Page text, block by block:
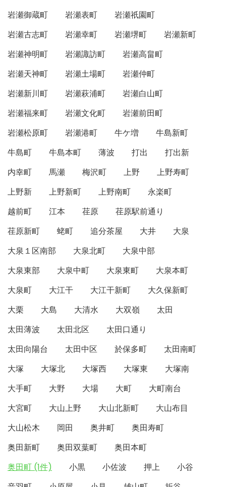
岩瀬御蔵町
岩瀬表町
岩瀬祇園町
岩瀬古志町
岩瀬幸町 岩瀬堺町
岩瀬新町
岩瀬神明町
岩瀬諏訪町
岩瀬高畠町
岩瀬天神町
岩瀬土場町
岩瀬仲町
岩瀬新川町
岩瀬萩浦町
岩瀬白山町
岩瀬福来町
岩瀬文化町
岩瀬前田町
岩瀬松原町
岩瀬港町 牛ケ増
牛島新町
牛島町
牛島本町 薄波 打出
打出新
内幸町
馬瀬 梅沢町 上野
上野寿町
上野新
上野新町 上野南町
永楽町
越前町
江本 荏原
荏原駅前通り
荏原新町
蛯町 追分茶屋 大井
大泉
大泉１区南部
大泉北町
大泉中部
大泉東部
大泉中町 大泉東町
大泉本町
大泉町
大江干 大江干新町
大久保新町
大栗
大島 大清水 大双嶺
太田
太田薄波
太田北区
太田口通り
太田向陽台
太田中区 於保多町
太田南町
大塚
大塚北 大塚西 大塚東
大塚南
大手町
大野 大場 大町
大町南台
大宮町
大山上野 大山北新町
大山布目
大山松木
岡田 奥井町
奥田寿町
奥田新町
奥田双葉町
奥田本町
奥田町 (1件)
小黒 小佐波 押上
小谷